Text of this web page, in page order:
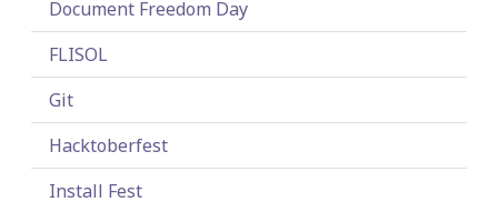
Document Freedom Day
FLISOL
Git
Hacktoberfest
Install Fest